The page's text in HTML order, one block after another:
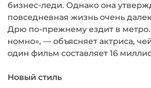
бизнес-леди. Однако она
повседневная жизнь очень
Дрю по-прежнему ездит в
номно», — объясняет актриса,
один фильм составляет 16
Новый стиль